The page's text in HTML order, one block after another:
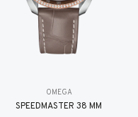
OMEGA
SPEEDMASTER 38 MM